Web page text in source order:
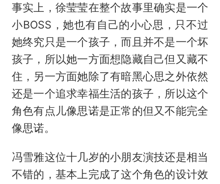
事实上，徐莹莹在整个故事里确实是一个
小BOSS，她也有自己的小心思，只不过
她终究只是一个孩子，而且并不是一个坏
孩子，所以她一方面想隐藏自己但又藏不
住，另一方面她除了有暗黑心思之外依然
还是一个追求幸福生活的孩子，所以这个
角色有点儿像思诺是正常的但又不能完全
像思诺。
冯雪雅这位十几岁的小朋友演技还是相当
不错的，基本上完成了这个角色的设计效